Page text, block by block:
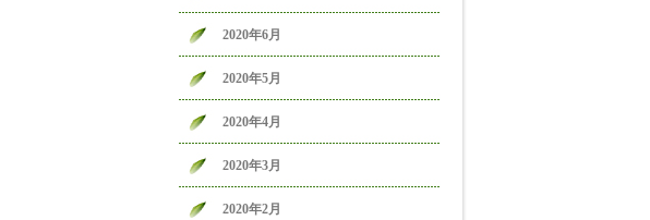
2020年6月
2020年5月
2020年4月
2020年3月
2020年2月